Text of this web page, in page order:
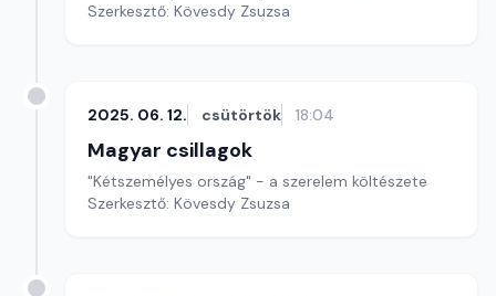
Szerkesztő: Kövesdy Zsuzsa
2025. 06. 12. csütörtök 18:04
Magyar csillagok
"Kétszemélyes ország" - a szerelem költészete
Szerkesztő: Kövesdy Zsuzsa